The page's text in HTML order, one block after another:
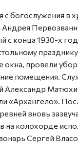
с богослужения в
Андрея
с конца 1930-х
окна, провели
помещения.
Александр
«Архангело».
вновь
на колохорде
Сергей